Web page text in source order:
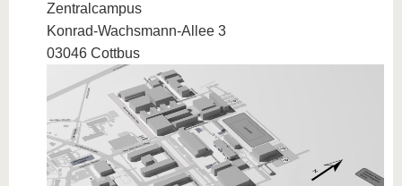
Zentralcampus
Konrad-Wachsmann-Allee 3
03046 Cottbus